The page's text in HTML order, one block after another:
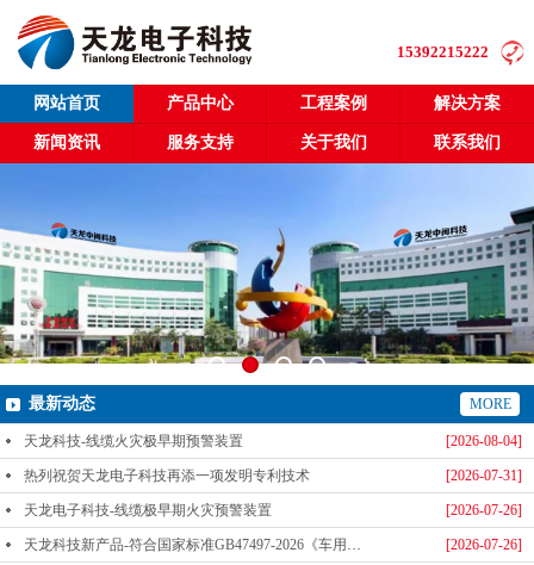
15392215222
网站首页 产品中心 工程案例 解决方案
新闻资讯 服务支持 关于我们 联系我们
最新动态 MORE
[2026-08-04]
天龙科技-线缆火灾极早期预警装置
[2026-07-31]
热列祝贺天龙电子科技再添一项发明专利技术
[2026-07-26]
天龙电子科技-线缆极早期火灾预警装置
[2026-07-26]
天龙科技新产品-符合国家标准GB47497-2026《车用火灾探测报警器》标准发布